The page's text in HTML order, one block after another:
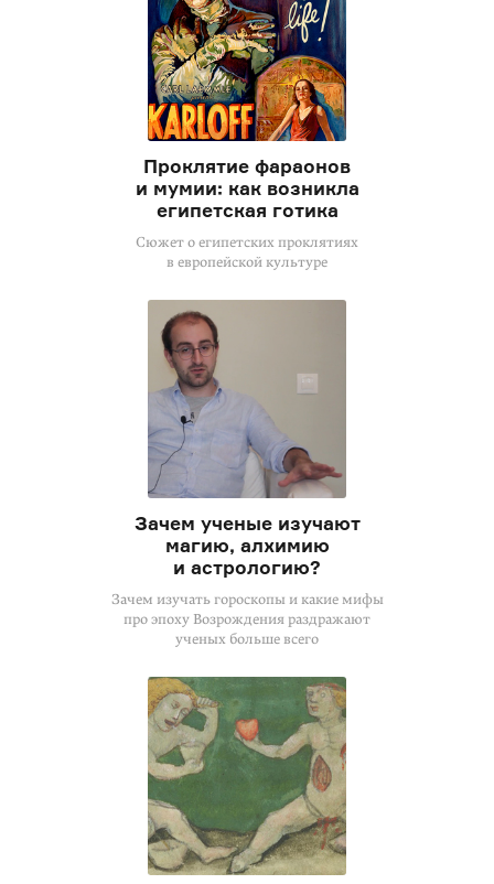
Проклятие фараонов
и мумии: как возникла
египетская готика
Сюжет о египетских проклятиях
в европейской культуре
Зачем ученые изучают
магию, алхимию
и астрологию?
Зачем изучать гороскопы и какие мифы
про эпоху Возрождения раздражают
ученых больше всего